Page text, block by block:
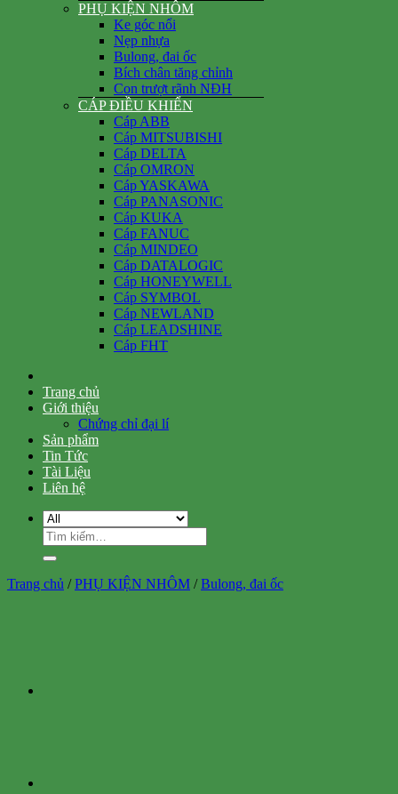
PHỤ KIỆN NHÔM
Ke góc nổi
Nẹp nhựa
Bulong, đai ốc
Bích chân tăng chỉnh
Con trượt rãnh NĐH
CÁP ĐIỀU KHIỂN
Cáp ABB
Cáp MITSUBISHI
Cáp DELTA
Cáp OMRON
Cáp YASKAWA
Cáp PANASONIC
Cáp KUKA
Cáp FANUC
Cáp MINDEO
Cáp DATALOGIC
Cáp HONEYWELL
Cáp SYMBOL
Cáp NEWLAND
Cáp LEADSHINE
Cáp FHT
Trang chủ
Giới thiệu
Chứng chỉ đại lí
Sản phẩm
Tin Tức
Tài Liệu
Liên hệ
Tìm
kiếm:
Trang chủ / PHỤ KIỆN NHÔM / Bulong, đai ốc